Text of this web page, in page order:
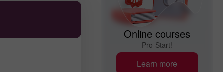
Online courses
Pro-Start!
Learn more